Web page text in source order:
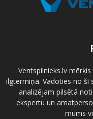
Ventspilnieks.lv
ilgtermiņā. Vadoties no
analizējam pilsētā
ekspertu un
mums